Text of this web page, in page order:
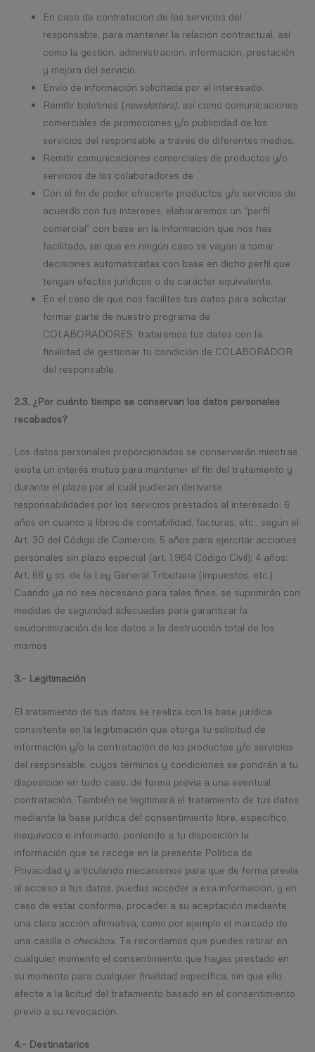
En caso de contratación de los servicios del
responsable, para mantener la relación contractual, así
como la gestión, administración, información, prestación
y mejora del servicio.
Envío de información solicitada por el interesado.
Remitir boletines (newsletters), así como comunicaciones
comerciales de promociones y/o publicidad de los
servicios del responsable a través de diferentes medios.
Remitir comunicaciones comerciales de productos y/o
servicios de los colaboradores de
Con el fin de poder ofrecerte productos y/o servicios de
acuerdo con tus intereses, elaboraremos un “perfil
comercial” con base en la información que nos has
facilitado, sin que en ningún caso se vayan a tomar
decisiones automatizadas con base en dicho perfil que
tengan efectos jurídicos o de carácter equivalente.
En el caso de que nos facilites tus datos para solicitar
formar parte de nuestro programa de
COLABORADORES, trataremos tus datos con la
finalidad de gestionar tu condición de COLABORADOR
del responsable.
2.3. ¿Por cuánto tiempo se conservan los datos personales
recabados?
Los datos personales proporcionados se conservarán mientras
exista un interés mutuo para mantener el fin del tratamiento y
durante el plazo por el cuál pudieran derivarse
responsabilidades por los servicios prestados al interesado: 6
años en cuanto a libros de contabilidad, facturas, etc., según el
Art. 30 del Código de Comercio, 5 años para ejercitar acciones
personales sin plazo especial (art. 1.964 Código Civil); 4 años:
Art. 66 y ss. de la Ley General Tributaria (impuestos, etc.).
Cuando ya no sea necesario para tales fines, se suprimirán con
medidas de seguridad adecuadas para garantizar la
seudonimización de los datos o la destrucción total de los
mismos.
3.- Legitimación
El tratamiento de tus datos se realiza con la base jurídica
consistente en la legitimación que otorga tu solicitud de
información y/o la contratación de los productos y/o servicios
del responsable, cuyos términos y condiciones se pondrán a tu
disposición en todo caso, de forma previa a una eventual
contratación. También se legitimará el tratamiento de tus datos
mediante la base jurídica del consentimiento libre, específico,
inequívoco e informado, poniendo a tu disposición la
información que se recoge en la presente Política de
Privacidad y articulando mecanismos para que de forma previa
al acceso a tus datos, puedas acceder a esa información, y en
caso de estar conforme, proceder a su aceptación mediante
una clara acción afirmativa, como por ejemplo el marcado de
una casilla o checkbox. Te recordamos que puedes retirar en
cualquier momento el consentimiento que hayas prestado en
su momento para cualquier finalidad específica, sin que ello
afecte a la licitud del tratamiento basado en el consentimiento
previo a su revocación.
4.- Destinatarios